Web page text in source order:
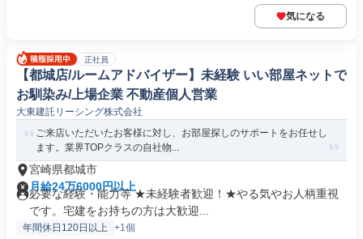
気になる
正社員
【都城店/ルームアドバイザー】未経験 いい部屋ネットで
お馴染み/上場企業 不動産個人営業
大東建託リーシング株式会社
ご来店いただいたお客様に対し、お部屋探しのサポートをお任せし
ます。業界TOPクラスの自社物...
宮崎県都城市
月給24万6000円以上
必要な経験・能力等 ★未経験者歓迎！★やる気やお人柄重視
です。宅建をお持ちの方は大歓迎...
年間休日120日以上 +1個